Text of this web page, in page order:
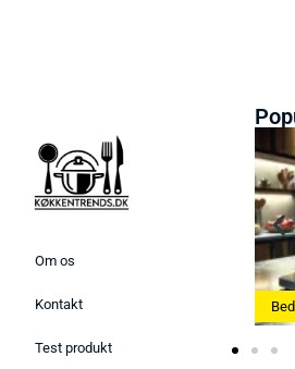
Om os
Kontakt
Test produkt
2026 Bedste Køkkenvægte 2026